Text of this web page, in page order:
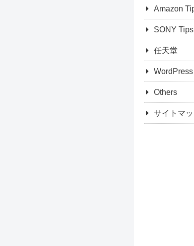
Amazon
SONY Tips
任天堂
Others
サイトマ